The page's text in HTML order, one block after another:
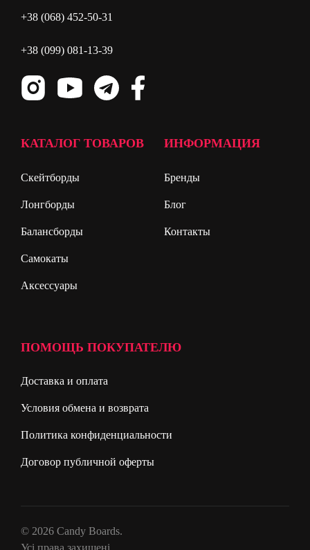
+38 (068) 452-50-31
+38 (099) 081-13-39
КАТАЛОГ ТОВАРОВ
Скейтборды
Лонгборды
Балансборды
Самокаты
Аксессуары
ИНФОРМАЦИЯ
Бренды
Блог
Контакты
ПОМОЩЬ ПОКУПАТЕЛЮ
Доставка и оплата
Условия обмена и возврата
Политика конфиденциальности
Договор публичной оферты
© 2026 Candy Boards.